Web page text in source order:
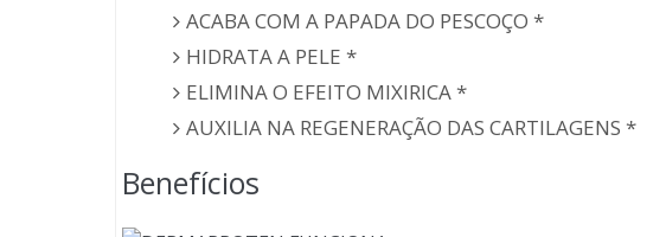
ACABA COM A PAPADA DO PESCOÇO *
HIDRATA A PELE *
ELIMINA O EFEITO MIXIRICA *
AUXILIA NA REGENERAÇÃO DAS CARTILAGENS *
Benefícios